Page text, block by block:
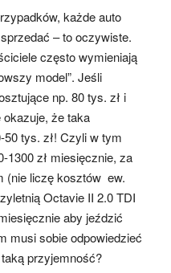
każde auto
– to oczywiste.
często wymieniają
model”. Jeśli
np. 80 tys. zł i
że taka
50 tys. zł! Czyli w tym
1300 zł miesięcznie, za
(nie liczę kosztów ew.
Octavie II 2.0 TDI
aby jeździć
musi sobie odpowiedzieć
przyjemność?